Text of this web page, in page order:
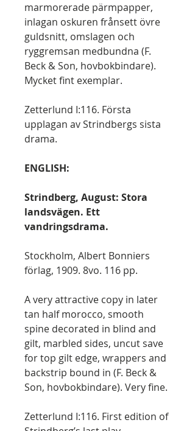
marmorerade pärmpapper,
inlagan oskuren frånsett övre
guldsnitt, omslagen och
ryggremsan medbundna (F.
Beck & Son, hovbokbindare).
Mycket fint exemplar.
Zetterlund I:116. Första
upplagan av Strindbergs sista
drama.
ENGLISH:
Strindberg, August: Stora
landsvägen. Ett
vandringsdrama.
Stockholm, Albert Bonniers
förlag, 1909. 8vo. 116 pp.
A very attractive copy in later
tan half morocco, smooth
spine decorated in blind and
gilt, marbled sides, uncut save
for top gilt edge, wrappers and
backstrip bound in (F. Beck &
Son, hovbokbindare). Very fine.
Zetterlund I:116. First edition of